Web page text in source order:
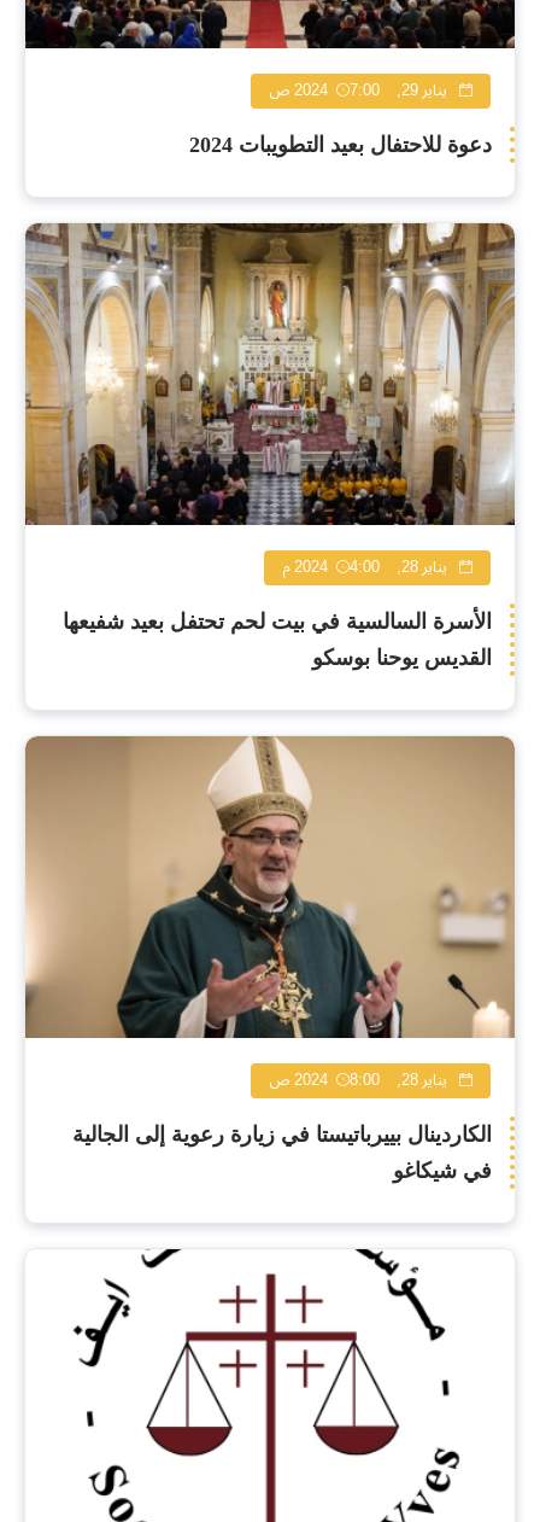
يناير 29, 2024 7:00 ص
دعوة للاحتفال بعيد التطويبات 2024
يناير 28, 2024 4:00 م
الأسرة السالسية في بيت لحم تحتفل بعيد شفيعها
القديس يوحنا بوسكو
يناير 28, 2024 8:00 ص
الكاردينال بييرباتيستا في زيارة رعوية إلى الجالية
في شيكاغو